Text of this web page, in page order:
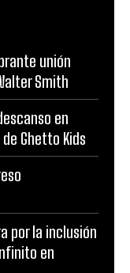
unión
Smith
en
Ghetto Kids
por la inclusión
en